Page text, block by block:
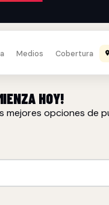
Medios Cobertura
HOY!
mejores opciones de